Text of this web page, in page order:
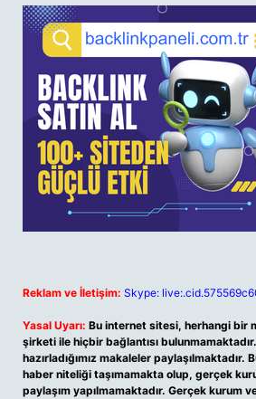
Reklam ve İletişim: Skype:
Yasal Uyarı: Bu internet sitesi, herhangi bir
şirketi ile hiçbir bağlantısı
hazırladığımız makaleler
haber niteliği taşımamakta olup, gerçek
paylaşım yapılmamaktadır. Gerçek kurum